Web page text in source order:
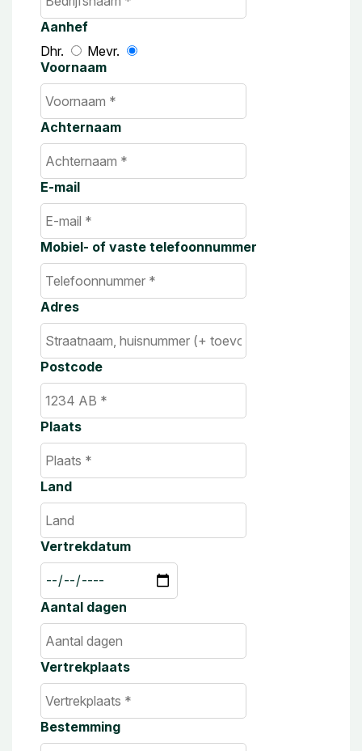
Aanhef
Dhr.
Mevr.
Voornaam
Achternaam
E-mail
Mobiel- of vaste telefoonnummer
Adres
Postcode
Plaats
Land
Vertrekdatum
Aantal dagen
Vertrekplaats
Bestemming